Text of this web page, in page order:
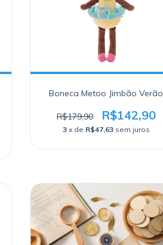
Boneca Metoo Jimbão Verão
R$179,90 R$142,90
3 x de R$47,63 sem juros